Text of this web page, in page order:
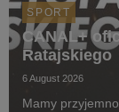
SPORT
CANAL+
Ratajskiego
6 August 2026
Mamy